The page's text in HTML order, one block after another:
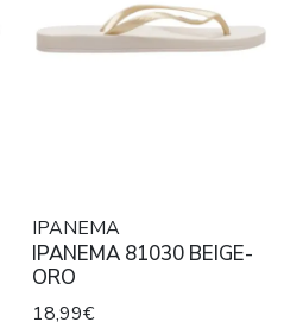
IPANEMA
IPANEMA 81030 BEIGE-
ORO
18,99€